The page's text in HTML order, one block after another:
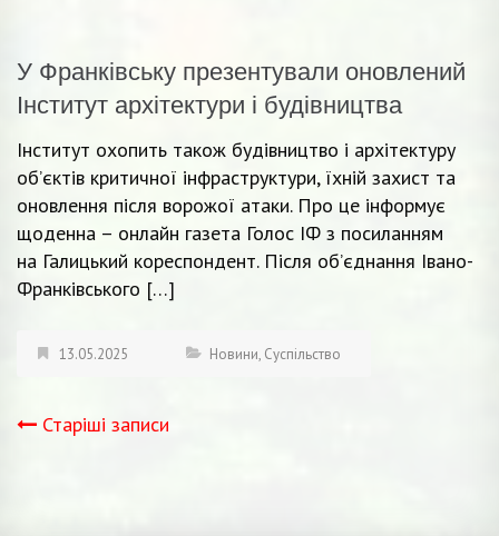
У Франківську презентували оновлений
Інститут архітектури і будівництва
Інститут охопить також будівництво і архітектуру
обʼєктів критичної інфраструктури, їхній захист та
оновлення після ворожої атаки. Про це інформує
щоденна – онлайн газета Голос ІФ з посиланням
на Галицький кореспондент. Після об’єднання Івано-
Франківського […]
13.05.2025 Новини, Суспільство
Навігація
Старіші записи